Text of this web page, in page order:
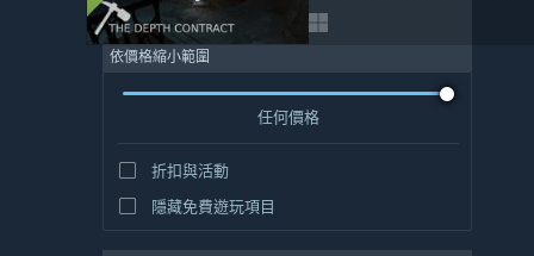
依價格縮小範圍
任何價格
折扣與活動
隱藏免費遊玩項目